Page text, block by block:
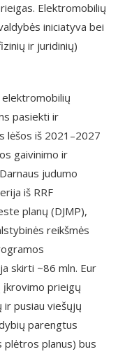
Elektromobilių
iniciatyva bei
ir juridinių)
pasiekti ir
lėšos iš 2021–2027
gaivinimo ir
judumo
iš RRF
planų (DJMP),
reikšmės
skirti ~86 mln. Eur
įkrovimo prieigų
ir pusiau viešųjų
parengtus
planus) bus